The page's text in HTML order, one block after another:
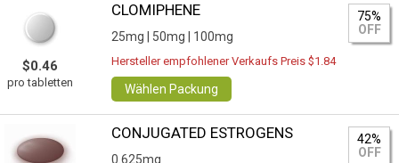
$0.46
pro tabletten
CLOMIPHENE
25mg | 50mg | 100mg
75%
OFF
Hersteller empfohlener Verkaufs Preis $1.84
Wählen Packung
CONJUGATED ESTROGENS
0.625mg
42%
OFF